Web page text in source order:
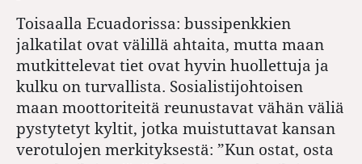
Toisaalla Ecuadorissa: bussipenkkien
jalkatilat ovat välillä ahtaita, mutta maan
mutkittelevat tiet ovat hyvin huollettuja ja
kulku on turvallista. Sosialistijohtoisen
maan moottoriteitä reunustavat vähän väliä
pystytetyt kyltit, jotka muistuttavat kansan
verotulojen merkityksestä: ”Kun ostat, osta